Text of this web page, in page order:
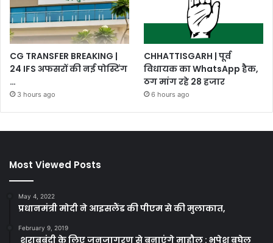
CG TRANSFER BREAKING |
24 IFS अफसरों की नई पोस्टिंग
…
3 hours ago
CHHATTISGARH | पूर्व
विधायक का WhatsApp हैक,
ठग मांग रहे 28 हजार
6 hours ago
Most Viewed Posts
May 4, 2022
प्रधानमंत्री मोदी ने आइसलैंड की पीएम से की मुलाकात,
February 9, 2019
शराबबंदी के लिए जनजागरण से बनाएंगे माहौल : भूपेश बघेल